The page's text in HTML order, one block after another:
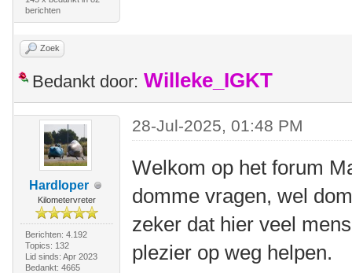
berichten
Zoek
Bedankt door: Willeke_IGKT
Hardloper
Kilometervreter
Berichten: 4.192
Topics: 132
Lid sinds: Apr 2023
Bedankt: 4665
28-Jul-2025, 01:48 PM
Welkom op het forum
domme vragen, wel
zeker dat hier veel
plezier op weg helpen.